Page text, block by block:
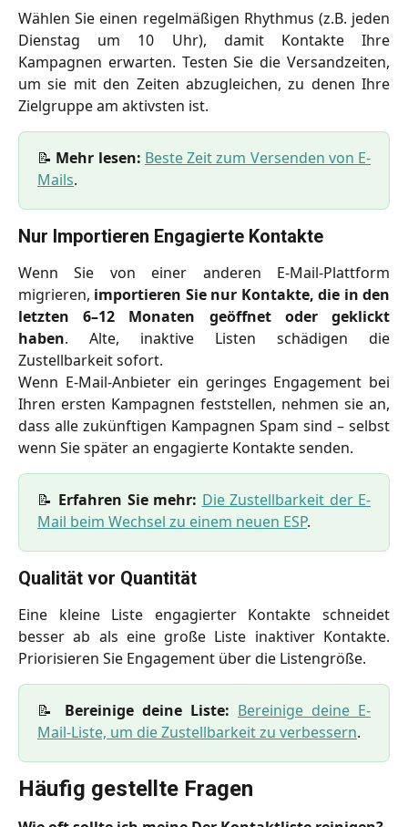
Wählen Sie einen regelmäßigen Rhythmus (z.B. jeden
Dienstag um 10 Uhr), damit Kontakte Ihre
Kampagnen erwarten. Testen Sie die Versandzeiten,
um sie mit den Zeiten abzugleichen, zu denen Ihre
Zielgruppe am aktivsten ist.
📝 Mehr lesen: Beste Zeit zum Versenden von E-
Mails.
Nur Importieren Engagierte Kontakte
Wenn Sie von einer anderen E-Mail-Plattform
migrieren, importieren Sie nur Kontakte, die in den
letzten 6–12 Monaten geöffnet oder geklickt
haben. Alte, inaktive Listen schädigen die
Zustellbarkeit sofort.
Wenn E-Mail-Anbieter ein geringes Engagement bei
Ihren ersten Kampagnen feststellen, nehmen sie an,
dass alle zukünftigen Kampagnen Spam sind – selbst
wenn Sie später an engagierte Kontakte senden.
📝 Erfahren Sie mehr: Die Zustellbarkeit der E-
Mail beim Wechsel zu einem neuen ESP.
Qualität vor Quantität
Eine kleine Liste engagierter Kontakte schneidet
besser ab als eine große Liste inaktiver Kontakte.
Priorisieren Sie Engagement über die Listengröße.
📝 Bereinige deine Liste: Bereinige deine E-
Mail-Liste, um die Zustellbarkeit zu verbessern.
Häufig gestellte Fragen